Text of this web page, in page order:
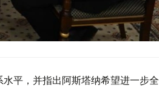
平，并指出阿斯塔纳希望进一步全